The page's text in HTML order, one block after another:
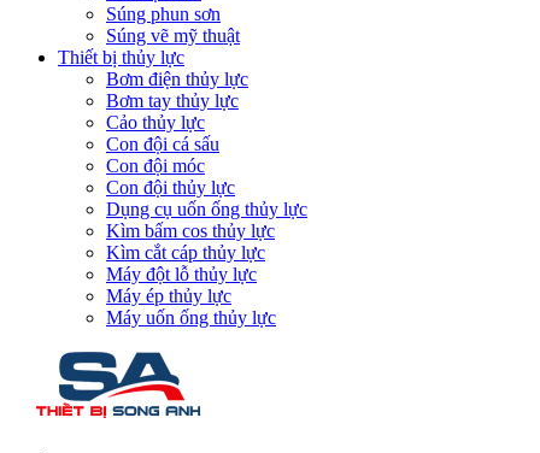
Súng phun sơn
Súng vẽ mỹ thuật
Thiết bị thủy lực
Bơm điện thủy lực
Bơm tay thủy lực
Cảo thủy lực
Con đội cá sấu
Con đội móc
Con đội thủy lực
Dụng cụ uốn ống thủy lực
Kìm bấm cos thủy lực
Kìm cắt cáp thủy lực
Máy đột lỗ thủy lực
Máy ép thủy lực
Máy uốn ống thủy lực